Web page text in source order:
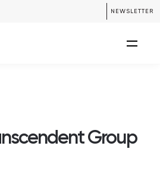
NEWSLETTER
Group